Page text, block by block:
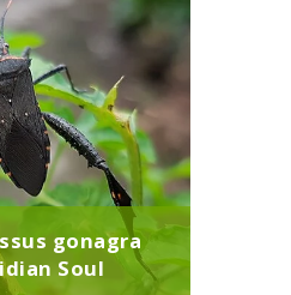
gonagra
Soul